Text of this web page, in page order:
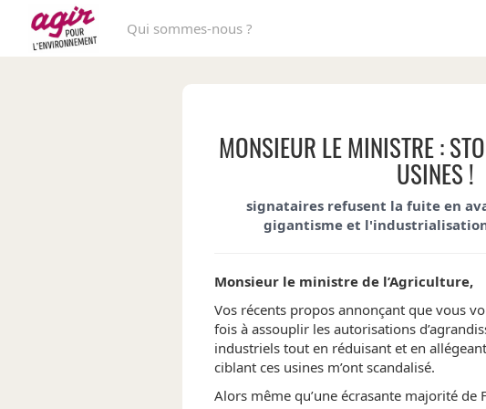
Qui sommes-nous ?
MONSIEUR LE MINISTRE :
USINES !
signataires refusent la fuite en
gigantisme et
Monsieur le ministre de l’Agriculture,
Vos récents propos annonçant que vous
fois à assouplir les autorisations
industriels tout en réduisant et en
ciblant ces usines m’ont scandalisé.
Alors même qu’une écrasante majorité de